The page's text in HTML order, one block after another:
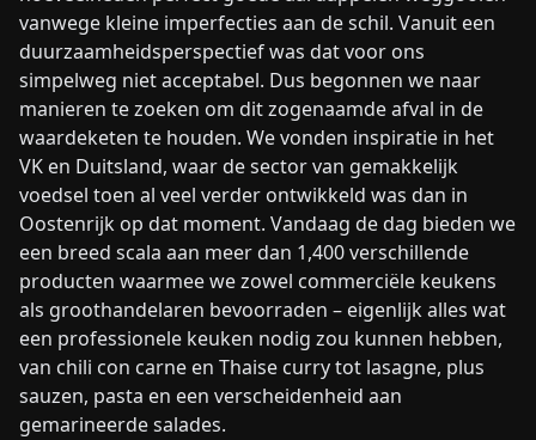
vanwege kleine imperfecties aan de schil. Vanuit een
duurzaamheidsperspectief was dat voor ons
simpelweg niet acceptabel. Dus begonnen we naar
manieren te zoeken om dit zogenaamde afval in de
waardeketen te houden. We vonden inspiratie in het
VK en Duitsland, waar de sector van gemakkelijk
voedsel toen al veel verder ontwikkeld was dan in
Oostenrijk op dat moment. Vandaag de dag bieden we
een breed scala aan meer dan 1,400 verschillende
producten waarmee we zowel commerciële keukens
als groothandelaren bevoorraden – eigenlijk alles wat
een professionele keuken nodig zou kunnen hebben,
van chili con carne en Thaise curry tot lasagne, plus
sauzen, pasta en een verscheidenheid aan
gemarineerde salades.